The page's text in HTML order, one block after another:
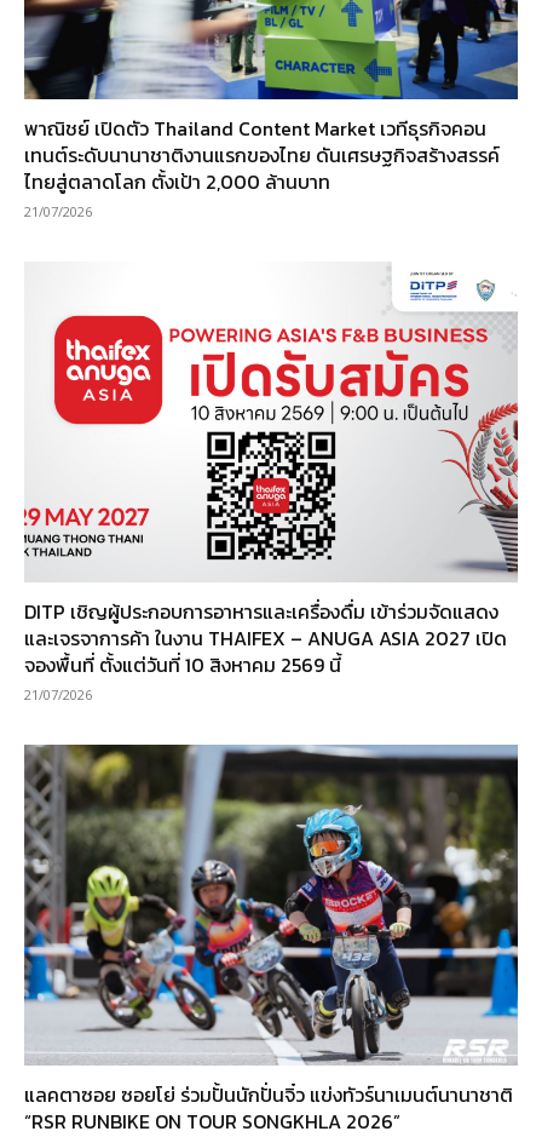
พาณิชย์ เปิดตัว Thailand Content Market เวทีธุรกิจคอน
เทนต์ระดับนานาชาติงานแรกของไทย ดันเศรษฐกิจสร้างสรรค์
ไทยสู่ตลาดโลก ตั้งเป้า 2,000 ล้านบาท
21/07/2026
DITP เชิญผู้ประกอบการอาหารและเครื่องดื่ม เข้าร่วมจัดแสดง
และเจรจาการค้า ในงาน THAIFEX – ANUGA ASIA 2027 เปิด
จองพื้นที่ ตั้งแต่วันที่ 10 สิงหาคม 2569 นี้
21/07/2026
แลคตาซอย ซอยโย่ ร่วมปั้นนักปั่นจิ๋ว แข่งทัวร์นาเมนต์นานาชาติ
“RSR RUNBIKE ON TOUR SONGKHLA 2026”